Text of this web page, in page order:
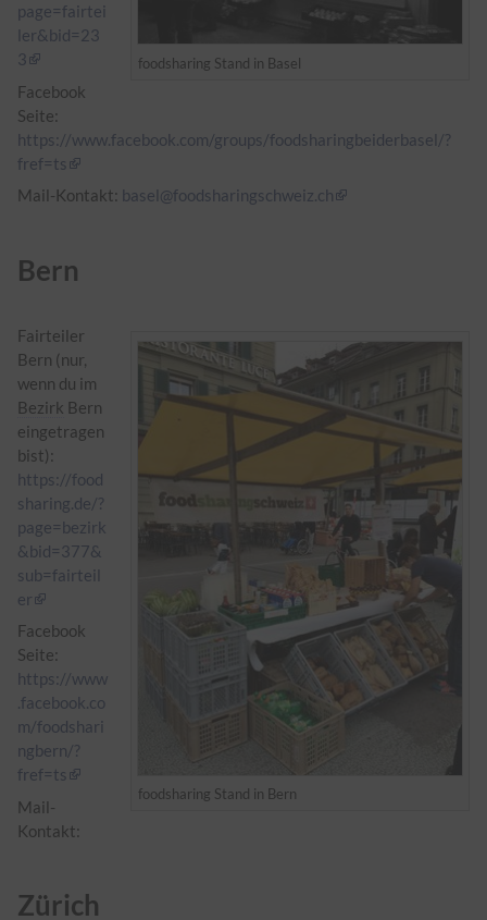
foodsharing Stand in Basel
page=fairtei
ler&bid=23
3
Facebook
Seite:
https://www.facebook.com/groups/foodsharingbeiderbasel/?
fref=ts
Mail-Kontakt: basel@foodsharingschweiz.ch
Bern
foodsharing Stand in Bern
Fairteiler
Bern (nur,
wenn du im
Bezirk Bern
eingetragen
bist):
https://food
sharing.de/?
page=bezirk
&bid=377&
sub=fairteil
er
Facebook
Seite:
https://www
.facebook.co
m/foodshari
ngbern/?
fref=ts
Mail-
Kontakt:
Zürich